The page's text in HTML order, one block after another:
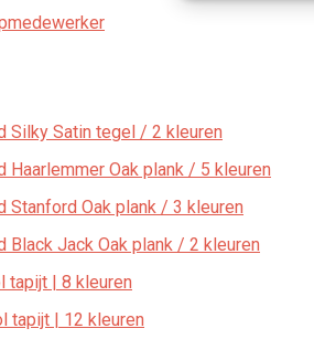
Silky Satin tegel / 2 kleuren
Haarlemmer Oak plank / 5 kleuren
Stanford Oak plank / 3 kleuren
Black Jack Oak plank / 2 kleuren
tapijt | 8 kleuren
tapijt | 12 kleuren